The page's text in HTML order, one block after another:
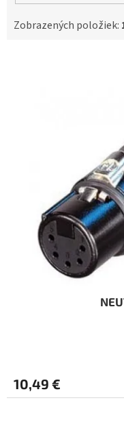
Zobrazených položiek:
10,49 €